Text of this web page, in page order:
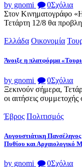
by gnomi 0Σχόλια
Στον Κινηματογράφο
Τετάρτη 12/8 θα
Ελλάδα Οικονομία
Άνοιξε η πλατφόρμα
by gnomi 0Σχόλια
Ξεκινούν σήμερα,
οι αιτήσεις
Έβρος Πολιτισμός
Αυγουστιάτικη
Πυθίου και Αρχαιολογικό
by gnomi 0Σχόλια